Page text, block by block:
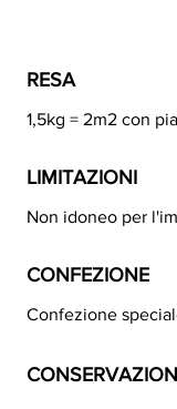
RESA
1,5kg = 2m2 con
LIMITAZIONI
Non idoneo per
CONFEZIONE
Confezione